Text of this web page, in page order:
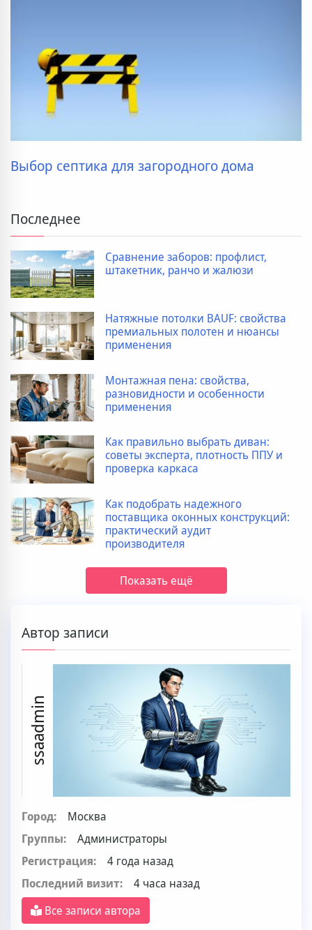
Выбор септика для загородного дома
Последнее
Сравнение заборов: профлист,
штакетник, ранчо и жалюзи
Натяжные потолки BAUF: свойства
премиальных полотен и нюансы
применения
Монтажная пена: свойства,
разновидности и особенности
применения
Как правильно выбрать диван:
советы эксперта, плотность ППУ и
проверка каркаса
Как подобрать надежного
поставщика оконных конструкций:
практический аудит
производителя
Показать ещё
Автор записи
ssaadmin
Город:
Москва
Группы:
Администраторы
Регистрация:
4 года назад
Последний визит:
4 часа назад
Все записи автора